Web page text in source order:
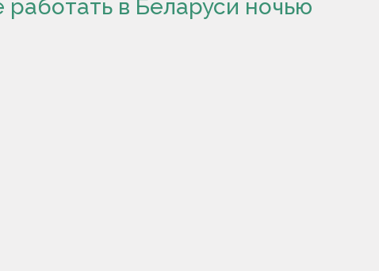
работать в Беларуси ночью